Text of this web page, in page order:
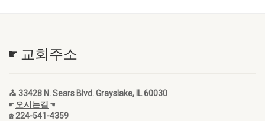
☛ 교회주소
⛪ 33428 N. Sears Blvd. Grayslake, IL 60030
☛ 오시는길 ☚
☎ 224-541-4359